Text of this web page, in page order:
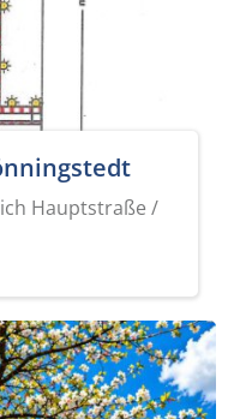
Hauptstraße /